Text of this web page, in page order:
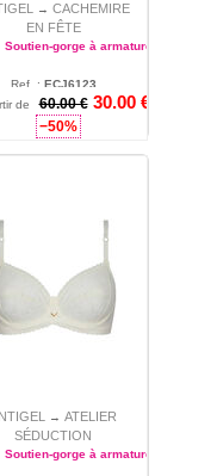
→ CACHEMIRE
EN FÊTE
Soutien-gorge à armatures
Ref. : ECJ6123
85
de 60.00 € 30.00 €
−50%
→ ATELIER
SÉDUCTION
Soutien-gorge à armatures